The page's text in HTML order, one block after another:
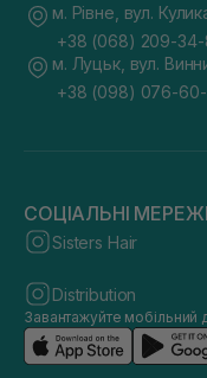
м. Рівне, вул.
+38 (068) 209-34-
м. Луцьк, вул.
+38 (098) 076-
СОЦІАЛЬНІ МЕРЕЖІ
Sisters Hair
Distribution
Завантажуйте мобільний